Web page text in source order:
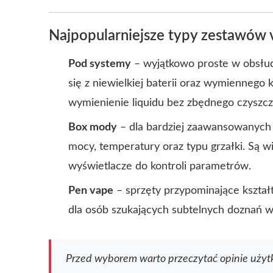
Najpopularniejsze typy zestawów
Pod systemy – wyjątkowo proste w
się z niewielkiej baterii oraz wymiennego
wymienienie liquidu bez zbędnego
Box mody – dla bardziej
mocy, temperatury oraz typu grzałki. Są
wyświetlacze do kontroli parametrów.
Pen vape – sprzęty przypominające
dla osób szukających subtelnych doznań
Przed wyborem warto przeczytać opinie